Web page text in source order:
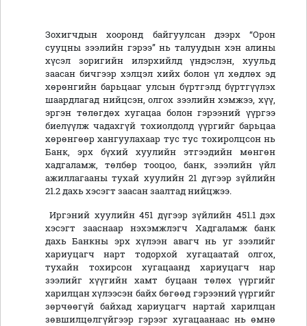
Зохигчдын хооронд байгуулсан дээрх “Орон
сууцны зээлийн гэрээ” нь талуудын хэн алины
хүсэл зоригийн илэрхийлд үндэслэн, хуульд
заасан бичгээр хэлцэл хийх болон үл хөдлөх эд
хөрөнгийн барьцааг улсын бүртгэлд бүртгүүлэх
шаардлагад нийцсэн, олгох зээлийн хэмжээ, хүү,
эргэн төлөгдөх хугацаа болон гэрээний үүргээ
биелүүлж чадахгүй тохиолдолд үүргийг барьцаа
хөрөнгөөр хангуулахаар тус тус тохиролцсон нь
Банк, эрх бүхий хуулийн этгээдийн мөнгөн
хадгаламж, төлбөр тооцоо, банк, зээлийн үйл
ажиллагааны тухай хуулийн 21 дүгээр зүйлийн
21.2 дахь хэсэгт заасан заалтад нийцжээ.
Иргэний хуулийн 451 дүгээр зүйлийн 451.1 дэх
хэсэгт зааснаар нэхэмжлэгч Хадгаламж банк
дахь Банкны эрх хүлээн авагч нь уг зээлийг
хариуцагч нарт тодорхой хугацаатай олгох,
тухайн тохирсон хугацаанд хариуцагч нар
зээлийг хүүгийн хамт буцаан төлөх үүргийг
харилцан хүлээсэн байх бөгөөд гэрээний үүргийг
зөрчөөгүй байхад хариуцагч нартай харилцан
зөвшилцөлгүйгээр гэрээг хугацаанаас нь өмнө